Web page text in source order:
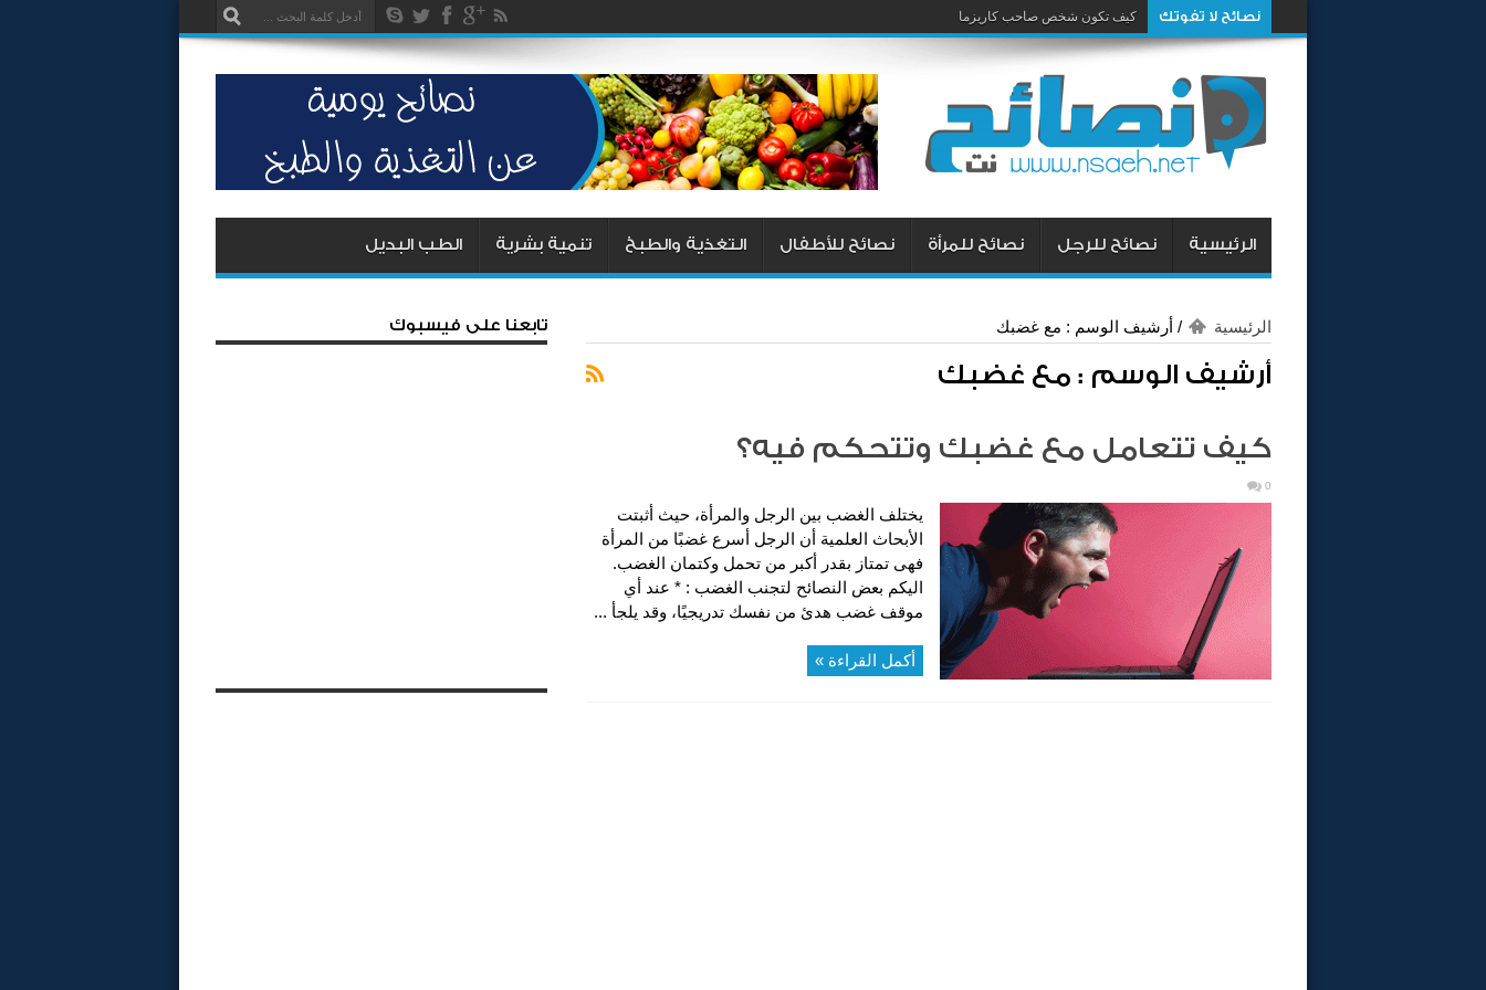
نصائح لا تفوتك كيف تكون شخص صاحب كاريزما
كيف تغيرين رأي زوجك وتجعليه يوافق على طلباتك .. طرق مجربة وناجحة
الرئيسية نصائح للرجل نصائح للمرأة نصائح للأطفال التغذية والطبخ تنمية بشرية الطب البديل
الرئيسية / أرشيف الوسم : مع غضبك
أرشيف الوسم : مع غضبك
كيف تتعامل مع غضبك وتتحكم فيه؟
0
يختلف الغضب بين الرجل والمرأة، حيث أثبتت
الأبحاث العلمية أن الرجل أسرع غضبًا من المرأة
فهى تمتاز بقدر أكبر من تحمل وكتمان الغضب.
اليكم بعض النصائح لتجنب الغضب : * عند أي
موقف غضب هدئ من نفسك تدريجيًا، وقد يلجأ ...
أكمل القراءة »
تابعنا على فيسبوك